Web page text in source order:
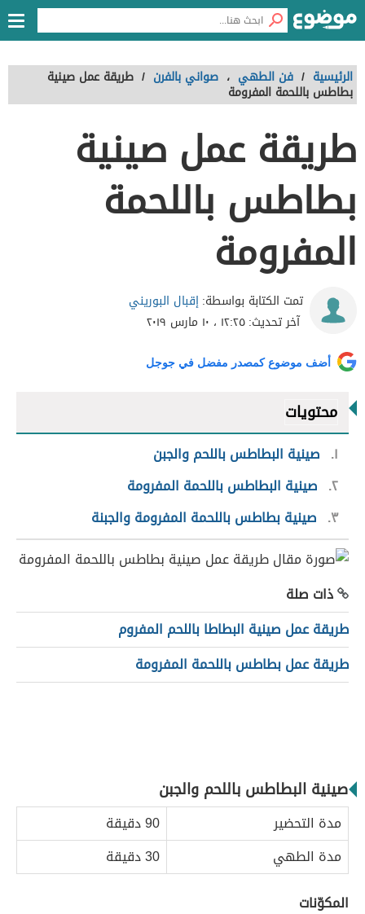
الرئيسية / فن الطهي ، صواني بالفرن / طريقة عمل صينية
بطاطس باللحمة المفرومة
طريقة عمل صينية
بطاطس باللحمة
المفرومة
تمت الكتابة بواسطة:إقبال البوريني
آخر تحديث:١٢:٢٥ ، ١٠ مارس ٢٠١٩
أضف موضوع كمصدر مفضل في جوجل
محتويات
١
صينية البطاطس باللحم والجبن
٢ صينية البطاطس باللحمة المفرومة
٣
صينية بطاطس باللحمة المفرومة والجبنة
ذات صلة
طريقة عمل صينية البطاطا باللحم المفروم
طريقة عمل بطاطس باللحمة المفرومة
صينية البطاطس باللحم والجبن
مدة التحضير
90 دقيقة
مدة الطهي
30 دقيقة
المكوّنات